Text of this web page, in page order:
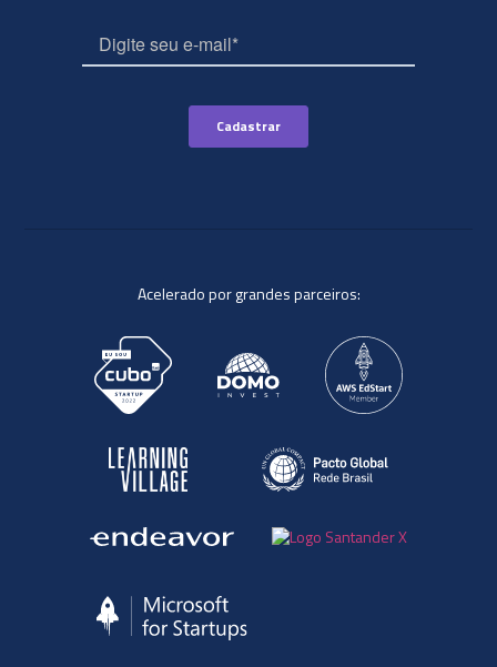
Acelerado por grandes parceiros: